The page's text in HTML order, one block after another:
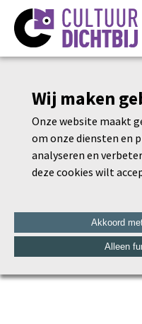
Wij maken
Onze website maakt
om onze diensten en
analyseren en
deze cookies wilt
Akkoord
Alleen
Home